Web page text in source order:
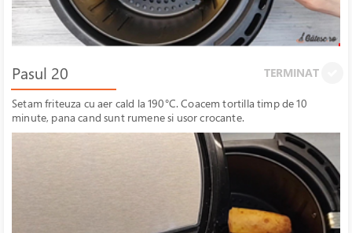
Pasul 20 TERMINAT
Setam friteuza cu aer cald la 190°C. Coacem tortilla timp de 10
minute, pana cand sunt rumene si usor crocante.